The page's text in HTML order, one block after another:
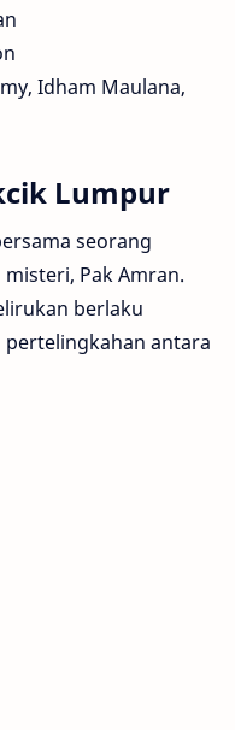
Idham Maulana,
Lumpur
seorang
Pak Amran.
berlaku
antara